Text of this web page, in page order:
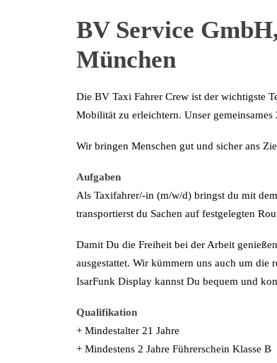
BV Service
München
Die BV Taxi Fahrer Crew ist der wichtigste
Mobilität zu erleichtern. Unser gemeinsames
Wir bringen Menschen gut und sicher ans
Aufgaben
Als Taxifahrer/-in (m/w/d) bringst du mit
transportierst du Sachen auf festgelegten
Damit Du die Freiheit bei der Arbeit
ausgestattet. Wir kümmern uns auch um
IsarFunk Display kannst Du bequem und
Qualifikation
+ Mindestalter 21 Jahre
+ Mindestens 2 Jahre Führerschein Klasse B